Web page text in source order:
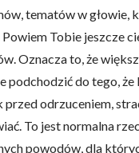
tematów w głowie,
Tobie jeszcze
Oznacza to, że
podchodzić do tego,
odrzuceniem,
To jest normalna
powodów, dla
i
społecznościowym,
lub uzyskanymi